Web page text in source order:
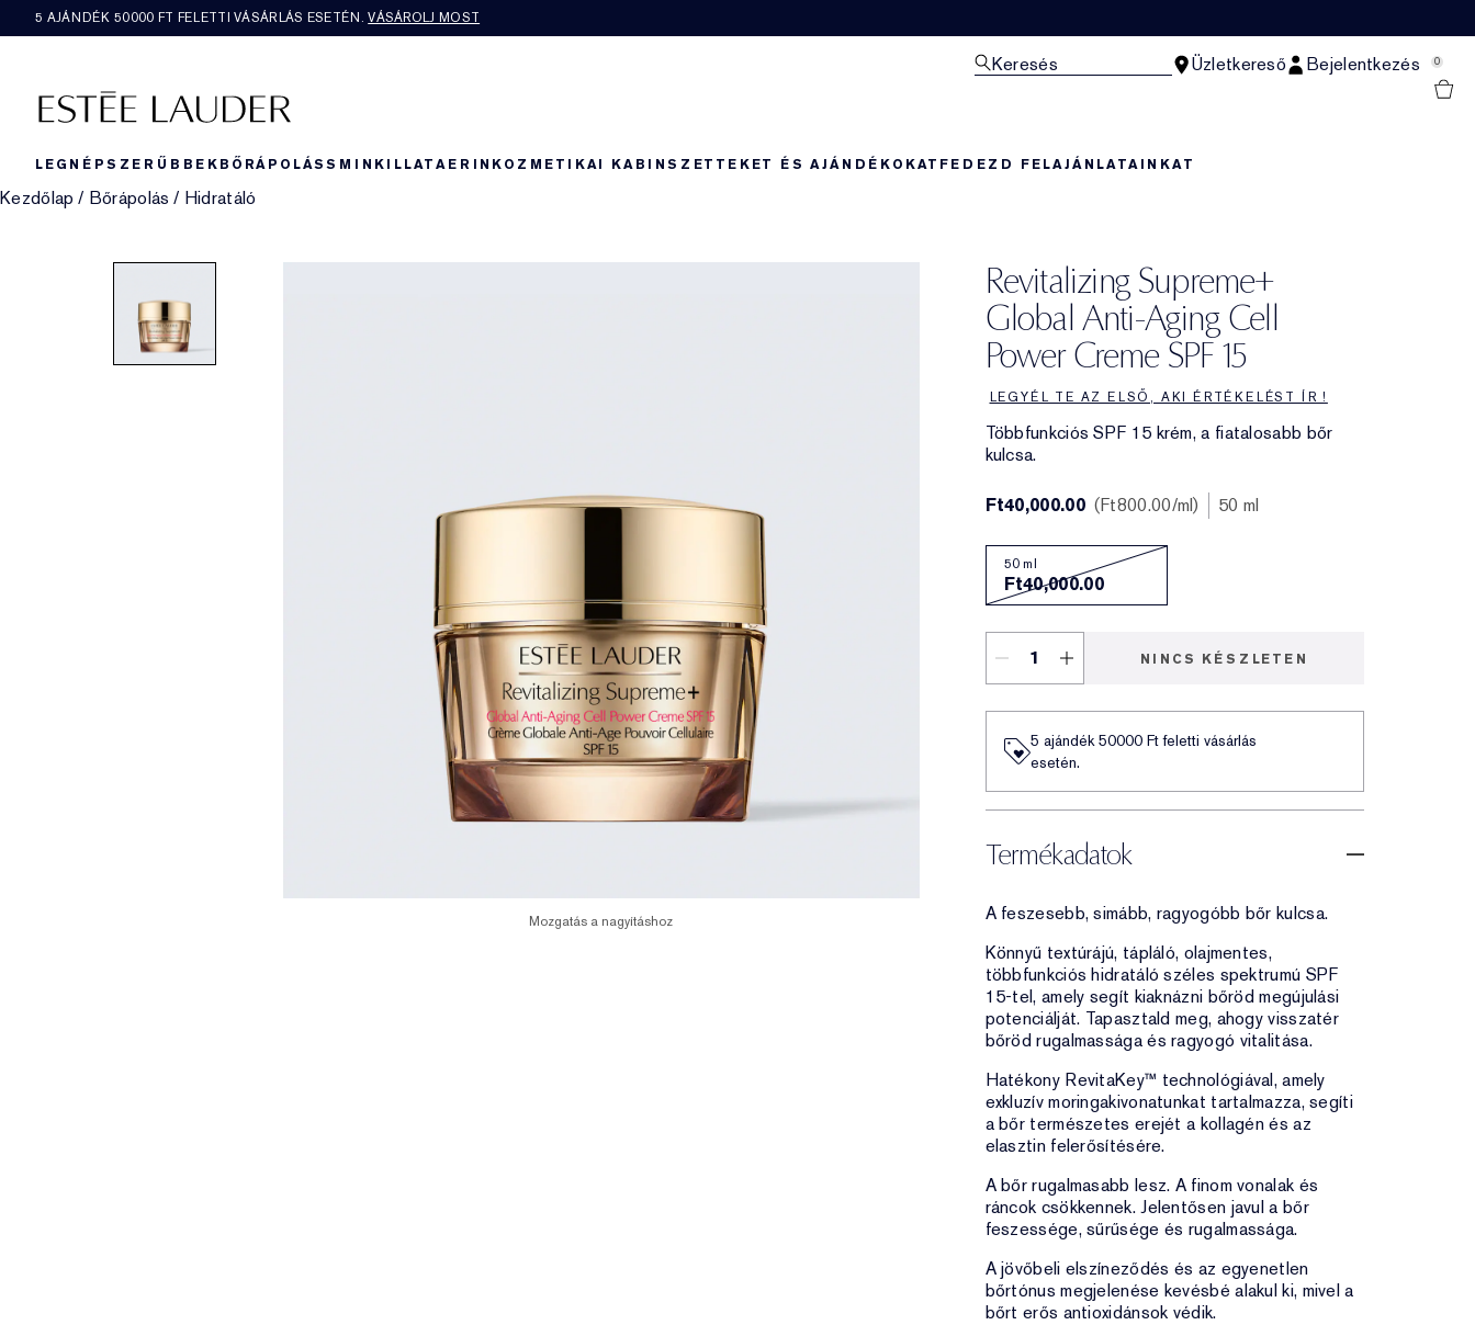
5 AJÁNDÉK 50000​ FT FELETTI VÁSÁRLÁS ESETÉN.VÁSÁROLJ MOST
Keresés Üzletkereső Bejelentkezés 0
LEGNÉPSZERŰBBEKBŐRÁPOLÁSSMINKILLATAERIN KOZMETIKAI KABINSZETTEKET ÉS AJÁNDÉKOKAT FEDEZD FELAJÁNLATAINKAT
Kezdőlap / Bőrápolás / Hidratáló
Revitalizing Supreme+
Global Anti-Aging Cell
Power Creme SPF 15
LEGYÉL TE AZ ELSŐ, AKI ÉRTÉKELÉST ÍR !
Többfunkciós SPF 15 krém, a fiatalosabb bőr
kulcsa.
Mozgatás a nagyításhoz
Ft40,000.00 Ft800.00/ml 50 ml
50 ml
Ft40,000.00
NINCS KÉSZLETEN
5 ajándék 50000​ Ft feletti vásárlás
esetén.
Termékadatok
A feszesebb, simább, ragyogóbb bőr kulcsa.
Könnyű textúrájú, tápláló, olajmentes,
többfunkciós hidratáló széles spektrumú SPF
15-tel, amely segít kiaknázni bőröd megújulási
potenciálját. Tapasztald meg, ahogy visszatér
bőröd rugalmassága és ragyogó vitalitása.
Hatékony RevitaKey™ technológiával, amely
exkluzív moringakivonatunkat tartalmazza, segíti
a bőr természetes erejét a kollagén és az
elasztin felerősítésére.
A bőr rugalmasabb lesz. A finom vonalak és
ráncok csökkennek. Jelentősen javul a bőr
feszessége, sűrűsége és rugalmassága.
A jövőbeli elszíneződés és az egyenetlen
bőrtónus megjelenése kevésbé alakul ki, mivel a
bőrt erős antioxidánsok védik.